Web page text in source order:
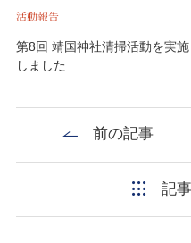
活動報告
第8回 靖国神社清掃活動を実施
しました
前の記事
記